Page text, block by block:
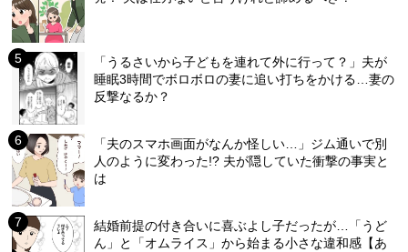
「うるさいから子どもを連れて外に行って？」夫が
睡眠3時間でボロボロの妻に追い打ちをかける…妻の
反撃なるか？
「夫のスマホ画面がなんか怪しい…」ジム通いで別
人のように変わった!? 夫が隠していた衝撃の事実と
は
結婚前提の付き合いに喜ぶよし子だったが…「うど
ん」と「オムライス」から始まる小さな違和感【あ